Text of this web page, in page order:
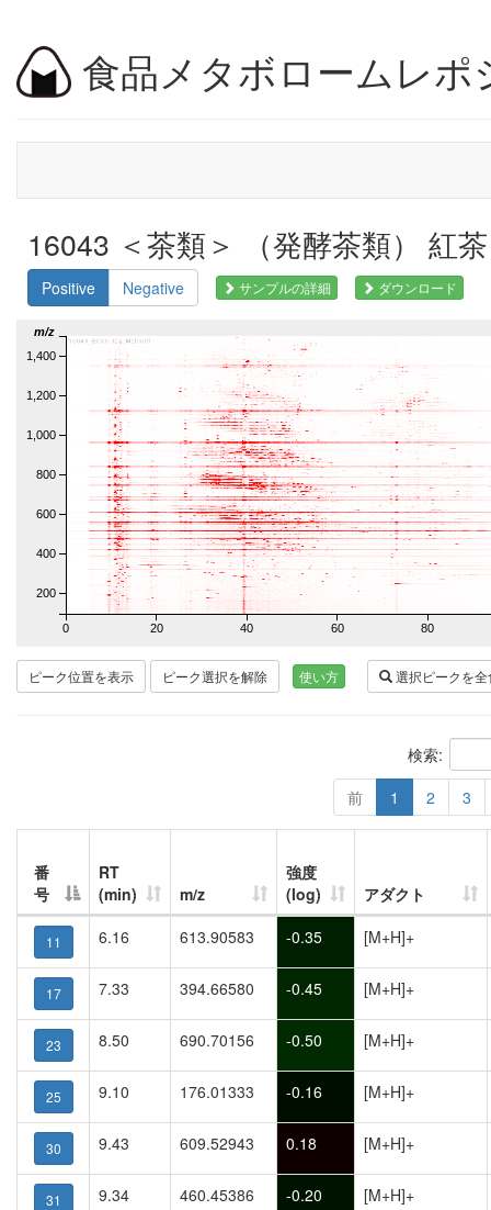
食品メタボロームレポ
16043 ＜茶類＞ （発酵茶類） 紅
Positive Negative サンプルの詳細 ダウンロード
0 20 40 60 80
200
400
600
800
1,000
1,200
1,400
m/z
ピーク位置を表示 ピーク選択を解除 使い方 選択ピークを
検索:
前
1 2 3
番
号
RT
(min)
m/z
強度
(log)
アダクト
11 6.16 613.90583 -0.35 [M+H]+
17 7.33 394.66580 -0.45 [M+H]+
23 8.50 690.70156 -0.50 [M+H]+
25 9.10 176.01333 -0.16 [M+H]+
30 9.43 609.52943 0.18 [M+H]+
31 9.34 460.45386 -0.20 [M+H]+